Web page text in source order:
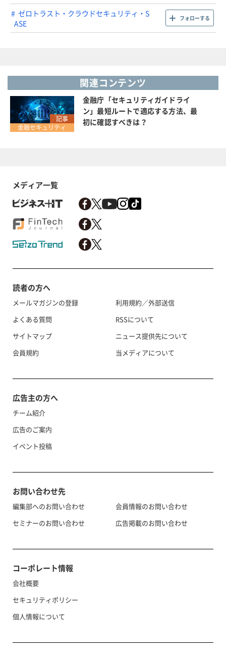
ゼロトラスト・クラウドセキュリティ・S
ASE
フォローする
関連コンテンツ
記事
金融セキュリティ
金融庁「セキュリティガイドライ
ン」最短ルートで適応する方法、最
初に確認すべきは？
メディア一覧
読者の方へ
メールマガジンの登録
よくある質問
サイトマップ
会員規約
利用規約／外部送信
RSSについて
ニュース提供先について
当メディアについて
広告主の方へ
チーム紹介
広告のご案内
イベント投稿
お問い合わせ先
編集部へのお問い合わせ
セミナーのお問い合わせ
会員情報のお問い合わせ
広告掲載のお問い合わせ
コーポレート情報
会社概要
セキュリティポリシー
個人情報について